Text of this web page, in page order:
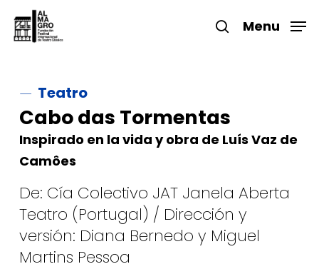
main
search
Menu
Teatro
Cabo das Tormentas
Inspirado en la vida y obra de Luís Vaz de
Camôes
De: Cía Colectivo JAT Janela Aberta
Teatro (Portugal) / Dirección y
versión: Diana Bernedo y Miguel
Martins Pessoa